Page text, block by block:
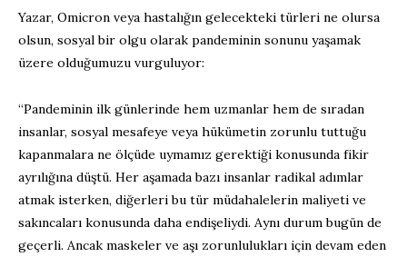
Yazar, Omicron veya hastalığın gelecekteki türleri ne olursa
olsun, sosyal bir olgu olarak pandeminin sonunu yaşamak
üzere olduğumuzu vurguluyor:
“Pandeminin ilk günlerinde hem uzmanlar hem de sıradan
insanlar, sosyal mesafeye veya hükümetin zorunlu tuttuğu
kapanmalara ne ölçüde uymamız gerektiği konusunda fikir
ayrılığına düştü. Her aşamada bazı insanlar radikal adımlar
atmak isterken, diğerleri bu tür müdahalelerin maliyeti ve
sakıncaları konusunda daha endişeliydi. Aynı durum bugün de
geçerli. Ancak maskeler ve aşı zorunlulukları için devam eden